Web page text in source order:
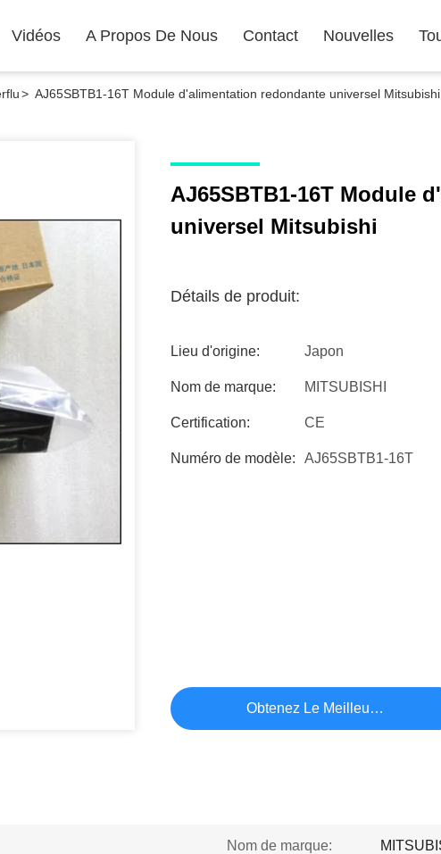
Vidéos A Propos De Nous Contact Nouvelles
> AJ65SBTB1-16T Module d'alimentation redondante universel Mitsubishi
AJ65SBTB1-16T Module
universel Mitsubishi
Détails de produit:
Lieu d'origine: Japon
Nom de marque: MITSUBISHI
Certification: CE
Numéro de modèle: AJ65SBTB1-16T
Obtenez Le Meilleur Prix
Nom de marque: